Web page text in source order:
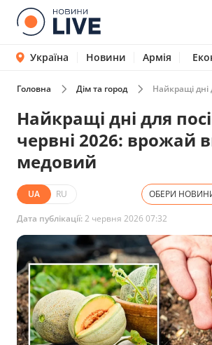
Україна Новини Армія
Головна Дім та город Найкращі дні
Найкращі дні для
червні 2026: врожай
медовий
UA RU ОБЕРИ
Дата публікації:2 червня 2026 07:32